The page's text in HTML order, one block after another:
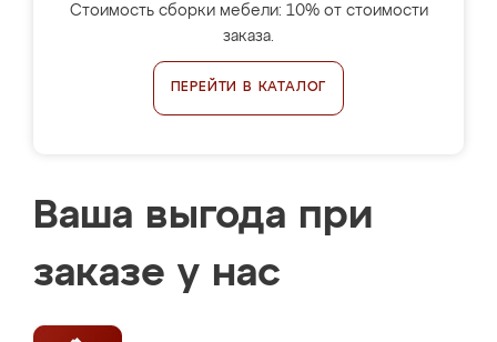
Стоимость сборки мебели: 10% от стоимости
заказа.
ПЕРЕЙТИ В КАТАЛОГ
Ваша выгода при
заказе у нас